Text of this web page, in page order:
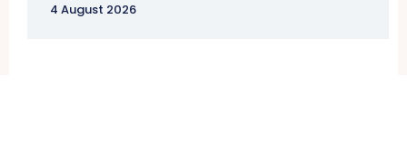
4 August 2026